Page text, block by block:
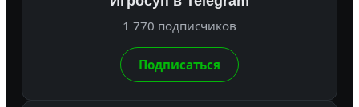
1 770 подписчиков
Подписаться